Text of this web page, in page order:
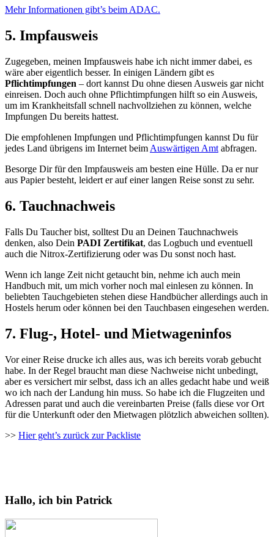
Mehr Informationen gibt’s beim ADAC.
5. Impfausweis
Zugegeben, meinen Impfausweis habe ich nicht immer dabei, es
wäre aber eigentlich besser. In einigen Ländern gibt es
Pflichtimpfungen – dort kannst Du ohne diesen Ausweis gar nicht
einreisen. Doch auch ohne Pflichtimpfungen hilft so ein Ausweis,
um im Krankheitsfall schnell nachvollziehen zu können, welche
Impfungen Du bereits hattest.
Die empfohlenen Impfungen und Pflichtimpfungen kannst Du für
jedes Land übrigens im Internet beim Auswärtigen Amt abfragen.
Besorge Dir für den Impfausweis am besten eine Hülle. Da er nur
aus Papier besteht, leidert er auf einer langen Reise sonst zu sehr.
6. Tauchnachweis
Falls Du Taucher bist, solltest Du an Deinen Tauchnachweis
denken, also Dein PADI Zertifikat, das Logbuch und eventuell
auch die Nitrox-Zertifizierung oder was Du sonst noch hast.
Wenn ich lange Zeit nicht getaucht bin, nehme ich auch mein
Handbuch mit, um mich vorher noch mal einlesen zu können. In
beliebten Tauchgebieten stehen diese Handbücher allerdings auch in
Hostels herum oder können bei den Tauchbasen eingesehen werden.
7. Flug-, Hotel- und Mietwageninfos
Vor einer Reise drucke ich alles aus, was ich bereits vorab gebucht
habe. In der Regel braucht man diese Nachweise nicht unbedingt,
aber es versichert mir selbst, dass ich an alles gedacht habe und weiß
wo ich nach der Landung hin muss. So habe ich die Flugzeiten und
Adressen parat und auch die vereinbarten Preise (falls diese vor Ort
für die Unterkunft oder den Mietwagen plötzlich abweichen sollten).
>> Hier geht’s zurück zur Packliste
Hallo, ich bin Patrick